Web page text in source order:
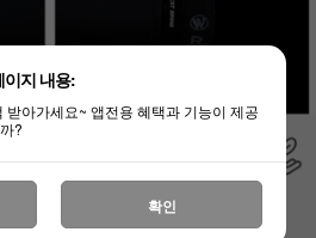
지 내용:
아가세요~ 앱전용 혜택과 기능이 제공
?
확인